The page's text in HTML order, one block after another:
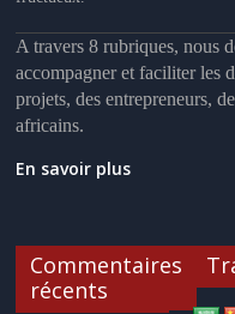
A travers 8 rubriques, nous
accompagner et faciliter les
projets, des entrepreneurs,
africains.
En savoir plus
Commentaires
récents